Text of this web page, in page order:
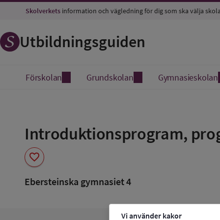
Vi använder kakor
Skolverkets information och vägledning för dig som ska välja
Utbildningsguiden
Förskolan Grundskolan Gymnasieskolan
Introduktionsprogram,
favorite
favorit
Ebersteinska gymnasiet 4